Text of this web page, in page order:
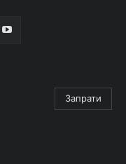
Запрати